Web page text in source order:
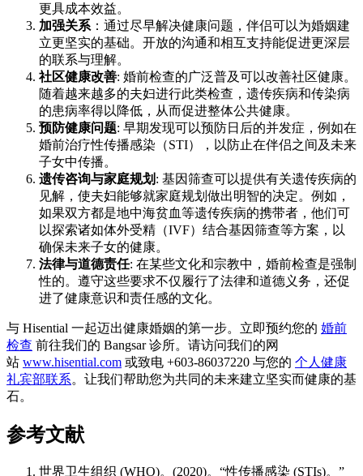
更具成本效益。
加强关系 ：通过尽早解决健康问题，伴侣可以为婚姻建
立更坚实的基础。开放的沟通和相互支持能促进更深层
的联系与理解。
社区健康改善: 婚前检查的广泛普及可以改善社区健康。
随着越来越多的夫妇进行此类检查，遗传疾病和传染病
的患病率得以降低，从而促进整体公共健康。
预防健康问题: 早期发现可以预防日后的并发症，例如在
婚前治疗性传播感染（STI），以防止在伴侣之间及未来
子女中传播。
遗传咨询与家庭规划 : 基因筛查可以提供有关遗传疾病的
见解，使夫妇能够就家庭规划做出明智的决定。例如，
如果双方都是地中海贫血等遗传疾病的携带者，他们可
以探索诸如体外受精（IVF）结合基因筛查等方案，以
确保未来子女的健康。
法律与道德责任: 在某些文化和宗教中，婚前检查是强制
性的。遵守这些要求不仅履行了法律和道德义务，还促
进了健康意识和责任感的文化。
与 Hisential 一起迈出健康婚姻的第一步。立即预约您的 婚前
检查 前往我们的 Bangsar 诊所。请访问我们的网
站 www.hisential.com 或致电 +603-86037220 与您的 个人健康
礼宾部联系。让我们帮助您为共同的未来建立坚实而健康的基
石。
参考文献
世界卫生组织 (WHO)。(2020)。“性传播感染 (STIs)。”